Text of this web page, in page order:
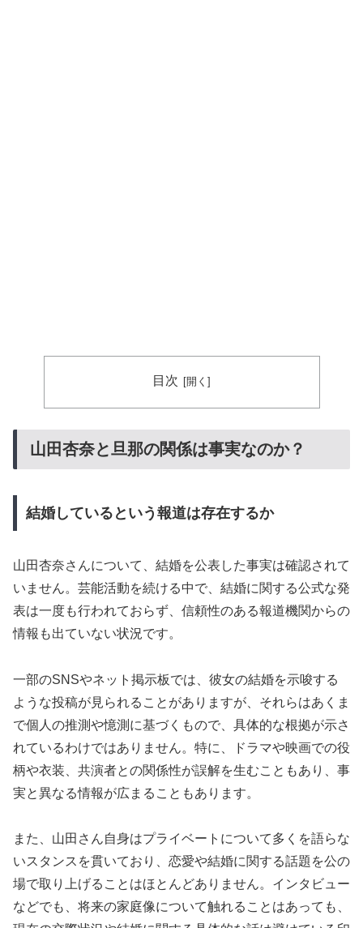
目次
山田杏奈と旦那の関係は事実なのか？
結婚しているという報道は存在するか
山田杏奈さんについて、結婚を公表した事実は確認されて
いません。芸能活動を続ける中で、結婚に関する公式な発
表は一度も行われておらず、信頼性のある報道機関からの
情報も出ていない状況です。
一部のSNSやネット掲示板では、彼女の結婚を示唆する
ような投稿が見られることがありますが、それらはあくま
で個人の推測や憶測に基づくもので、具体的な根拠が示さ
れているわけではありません。特に、ドラマや映画での役
柄や衣装、共演者との関係性が誤解を生むこともあり、事
実と異なる情報が広まることもあります。
また、山田さん自身はプライベートについて多くを語らな
いスタンスを貫いており、恋愛や結婚に関する話題を公の
場で取り上げることはほとんどありません。インタビュー
などでも、将来の家庭像について触れることはあっても、